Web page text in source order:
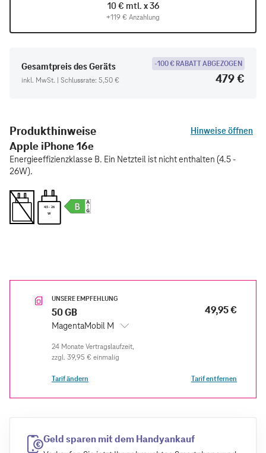
10 € mtl. x 36
+119 € Anzahlung
Gesamtpreis des Geräts
inkl. MwSt. | Schlussrate: 5,50 €
-100 € RABATT ABGEZOGEN
479 €
Produkthinweise Hinweise öffnen
Apple iPhone 16e
Energieeffizienzklasse B. Ein Netzteil ist nicht enthalten (4.5 -
26W).
4.5 - 26
W
UNSERE EMPFEHLUNG
50 GB
MagentaMobil M
49,95 €
zzgl. 39,95 € einmalig
Tarif ändern Tarif entfernen
Geld sparen mit dem Handyankauf